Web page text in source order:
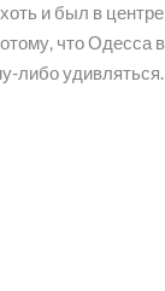
и был в
что Одесса
либо